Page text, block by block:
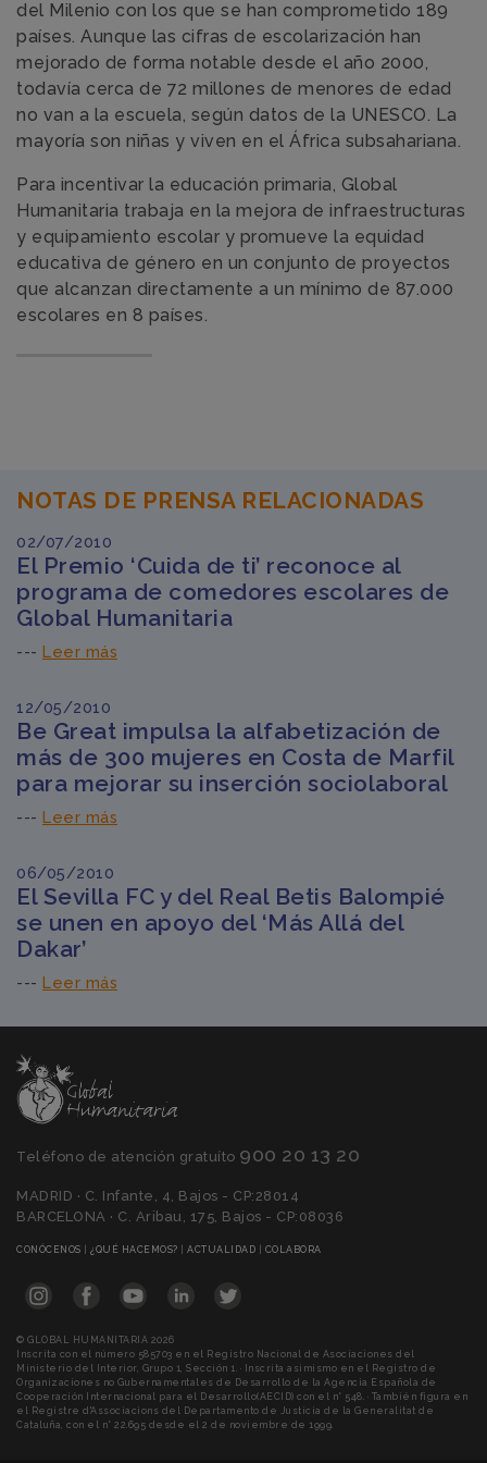
del Milenio con los que se han comprometido 189
países. Aunque las cifras de escolarización han
mejorado de forma notable desde el año 2000,
todavía cerca de 72 millones de menores de edad
no van a la escuela, según datos de la UNESCO. La
mayoría son niñas y viven en el África subsahariana.
Para incentivar la educación primaria, Global
Humanitaria trabaja en la mejora de infraestructuras
y equipamiento escolar y promueve la equidad
educativa de género en un conjunto de proyectos
que alcanzan directamente a un mínimo de 87.000
escolares en 8 países.
NOTAS DE PRENSA RELACIONADAS
02/07/2010
El Premio ‘Cuida de ti’ reconoce al
programa de comedores escolares de
Global Humanitaria
--- Leer más
12/05/2010
Be Great impulsa la alfabetización de
más de 300 mujeres en Costa de Marfil
para mejorar su inserción sociolaboral
--- Leer más
06/05/2010
El Sevilla FC y del Real Betis Balompié
se unen en apoyo del ‘Más Allá del
Dakar’
--- Leer más
Teléfono de atención gratuíto 900 20 13 20
MADRID · C. Infante, 4, Bajos - CP:28014
BARCELONA · C. Aribau, 175, Bajos - CP:08036
CONÓCENOS (CURRENT)
¿QUÉ HACEMOS? (CURRENT)
ACTUALIDAD (CURRENT)
COLABORA(CURRENT)
© GLOBAL HUMANITARIA 2026
Inscrita con el número 585703 en el Registro Nacional de Asociaciones del
Ministerio del Interior, Grupo 1, Sección 1. · Inscrita asimismo en el Registro de
Organizaciones no Gubernamentales de Desarrollo de la Agencia Española de
Cooperación Internacional para el Desarrollo(AECID) con el n° 548. · También figura en
el Registre d'Associacions del Departamento de Justicia de la Generalitat de
Cataluña, con el n° 22.695 desde el 2 de noviembre de 1999.